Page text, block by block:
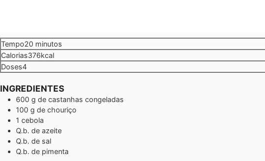
Tempo20 minutos
minutos
Calorias376kcal
Doses4
INGREDIENTES
600 g de castanhas congeladas
100 g de chouriço
1 cebola
Q.b. de azeite
Q.b. de sal
Q.b. de pimenta